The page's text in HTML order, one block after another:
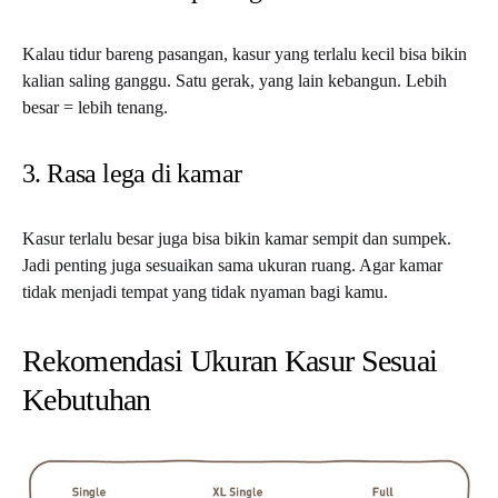
Kalau tidur bareng pasangan, kasur yang terlalu kecil bisa bikin
kalian saling ganggu. Satu gerak, yang lain kebangun. Lebih
besar = lebih tenang.
3. Rasa lega di kamar
Kasur terlalu besar juga bisa bikin kamar sempit dan sumpek.
Jadi penting juga sesuaikan sama ukuran ruang. Agar kamar
tidak menjadi tempat yang tidak nyaman bagi kamu.
Rekomendasi Ukuran Kasur Sesuai
Kebutuhan